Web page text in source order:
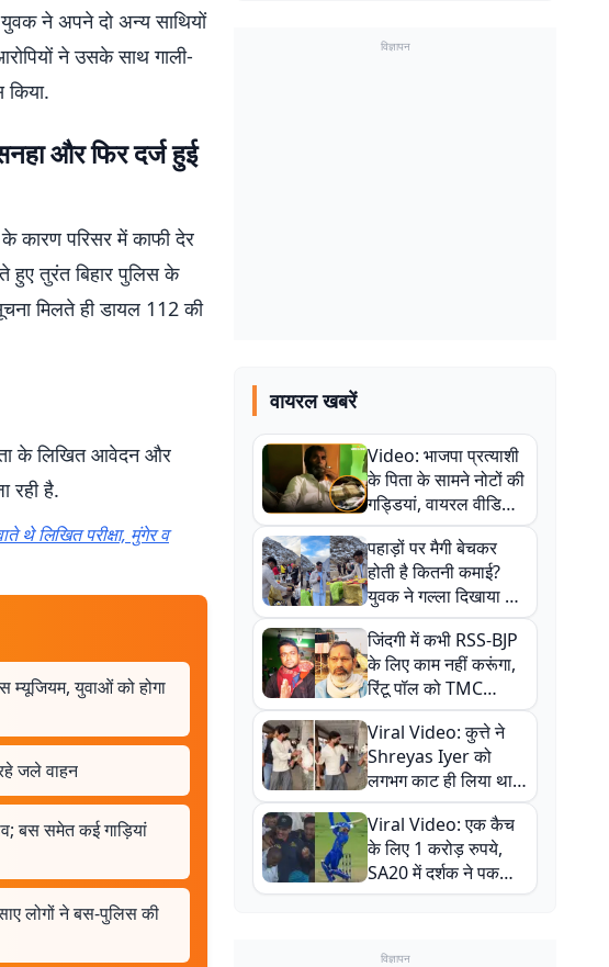
ने अपने दो अन्य साथियों
ने उसके साथ गाली-
और फिर दर्ज हुई
कारण परिसर में काफी देर
हुए तुरंत बिहार पुलिस के
मिलते ही डायल 112 की
के लिखित आवेदन और
रही है.
थे लिखित परीक्षा, मुंगेर व
म्यूजियम, युवाओं को होगा
जले वाहन
बस समेत कई गाड़ियां
लोगों ने बस-पुलिस की
विज्ञापन
वायरल खबरें
Video: भाजपा प्रत्याशी
के पिता के सामने नोटों की
गड्डियां, वायरल वीडियो
से राजनीति में उबाल,
अजित महतो बोले- TMC
की गंदी चाल
पहाड़ों पर मैगी बेचकर
होती है कितनी कमाई?
युवक ने गल्ला दिखाया तो
नौकरी वालों के खड़े हो गए
कान
जिंदगी में कभी RSS-BJP
के लिए काम नहीं करूंगा,
रिंटू पॉल को TMC
ऑफिस में ले जाकर पीटा,
Video वायरल
Viral Video: कुत्ते ने
Shreyas Iyer को
लगभग काट ही लिया था,
न्यूजीलैंड सीरीज से पहले
बाल-बाल बचे
Viral Video: एक कैच
के लिए 1 करोड़ रुपये,
SA20 में दर्शक ने पकड़ा
एक हाथ से गजब का कैच
विज्ञापन